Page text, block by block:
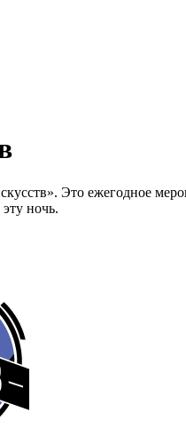
Это ежегодное
ночь.